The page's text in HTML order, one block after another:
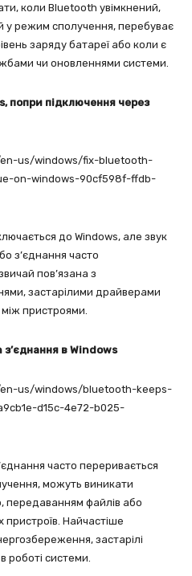
коли Bluetooth увімкнений,
у режим сполучення, перебуває
заряду батареї або коли є
чи оновленнями системи.
попри підключення через
us/windows/fix-bluetooth-
on-windows-90cf598f-ffdb-
до Windows, але звук
з’єднання часто
пов’язана з
застарілими драйверами
пристроями.
в Windows
us/windows/bluetooth-keeps-
d15c-4e72-b025-
часто переривається
можуть виникати
передаванням файлів або
Найчастіше
застарілі
роботі системи.